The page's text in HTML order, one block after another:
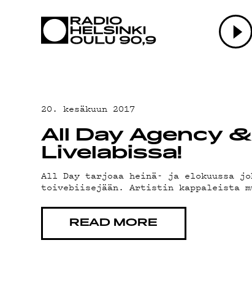
TEKIJÄT
ON-DEMAND
PODCAST
MAINOSTA
20. kesäkuun 2017
All Day Agency
Livelabissa!
All Day tarjoaa heinä- ja elokuussa
toivebiisejään. Artistin kappaleista
READ MORE